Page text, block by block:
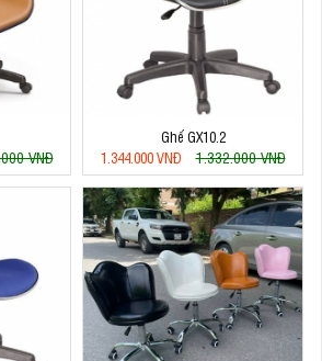
VNĐ
Ghế GX10.2
1.344.000 VNĐ
1.332.000 VNĐ